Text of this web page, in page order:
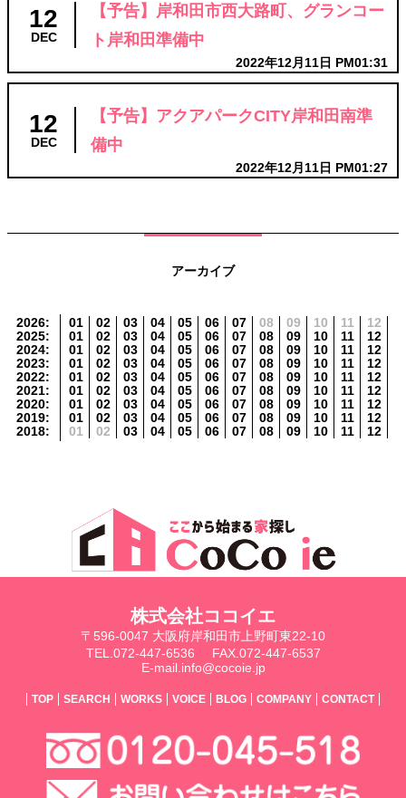
12
DEC
【予告】岸和田市西大路町、グランコー
ト岸和田準備中
2022年12月11日 PM01:31
12
DEC
【予告】アクアパークCITY岸和田南準
備中
2022年12月11日 PM01:27
アーカイブ
2026: 01 02 03 04 05 06 07 08 09 10 11
12
2025: 01 02 03 04 05 06 07 08 09 10 11
12
2024: 01 02 03 04 05 06 07 08 09 10 11
12
2023: 01 02 03 04 05 06 07 08 09 10 11
12
2022: 01 02 03 04 05 06 07 08 09 10 11
12
2021: 01 02 03 04 05 06 07 08 09 10 11
12
2020: 01 02 03 04 05 06 07 08 09 10 11
12
2019: 01 02 03 04 05 06 07 08 09 10 11
12
2018: 01 02 03 04 05 06 07 08 09 10 11 12
株式会社ココイエ
〒596-0047 大阪府岸和田市上野町東22-10
TEL.072-447-6536
FAX.072-447-6537
E-mail.info@cocoie.jp
TOP SEARCH WORKS VOICE BLOG COMPANY CONTACT